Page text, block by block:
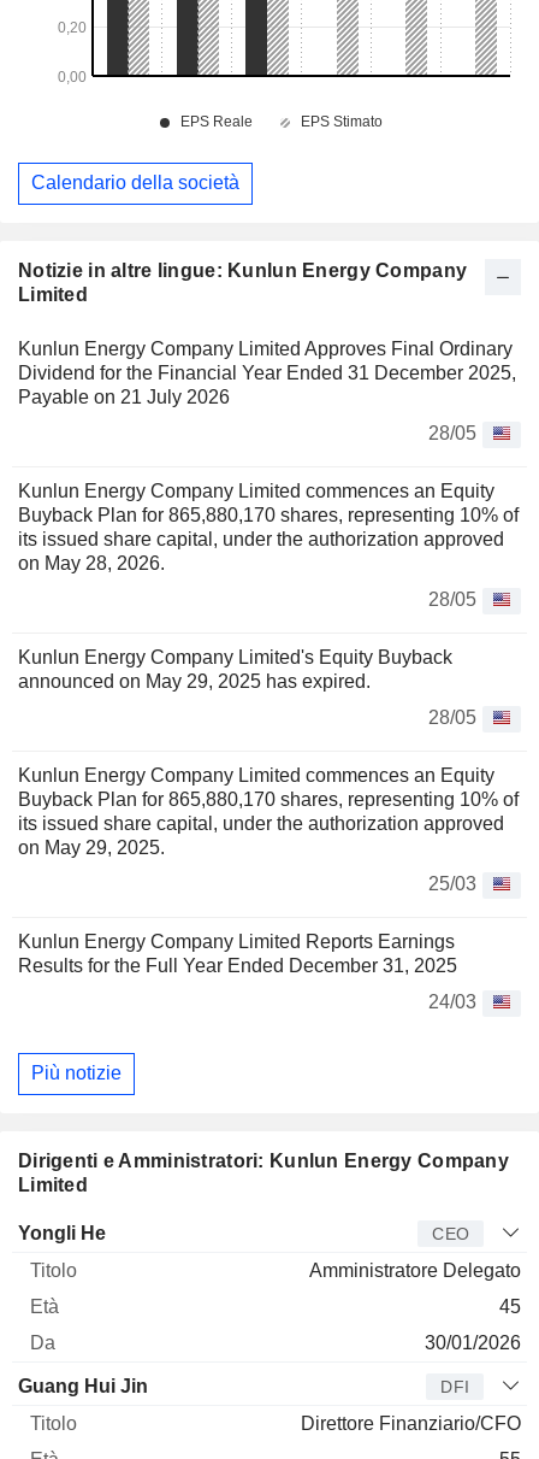
Notizie in altre lingue: Kunlun Energy Company
Limited
Kunlun Energy Company Limited Approves Final Ordinary
Dividend for the Financial Year Ended 31 December 2025,
Payable on 21 July 2026
28/05
Kunlun Energy Company Limited commences an Equity
Buyback Plan for 865,880,170 shares, representing 10% of
its issued share capital, under the authorization approved
on May 28, 2026.
28/05
Kunlun Energy Company Limited's Equity Buyback
announced on May 29, 2025 has expired.
28/05
Kunlun Energy Company Limited commences an Equity
Buyback Plan for 865,880,170 shares, representing 10% of
its issued share capital, under the authorization approved
on May 29, 2025.
25/03
Kunlun Energy Company Limited Reports Earnings
Results for the Full Year Ended December 31, 2025
24/03
Più notizie
Dirigenti e Amministratori: Kunlun Energy Company
Limited
Manager Titolo
Yongli He CEO
Amministratore Delegato
45
30/01/2026
Guang Hui Jin DFI
Direttore Finanziario/CFO
Calendario della società